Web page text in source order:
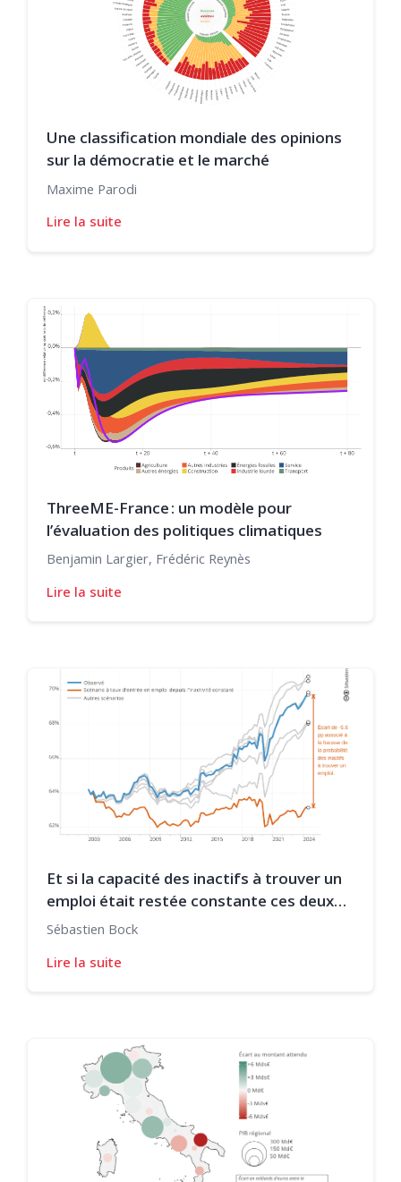
Une classification mondiale des opinions
sur la démocratie et le marché
Maxime Parodi
Lire la suite
ThreeME-France : un modèle pour
l’évaluation des politiques climatiques
Benjamin Largier, Frédéric Reynès
Lire la suite
Et si la capacité des inactifs à trouver un
emploi était restée constante ces deux
dernières décennies ?
Sébastien Bock
Lire la suite